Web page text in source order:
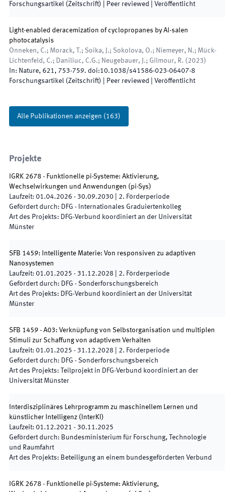
Forschungsartikel (Zeitschrift) | Peer reviewed Veröffentlicht
Light-enabled deracemization of cyclopropanes by Al-salen
photocatalysis
Onneken, C.; Morack, T.; Soika, J.; Sokolova, O.; Niemeyer, N.; Mück-
Lichtenfeld, C.; Daniliuc, C.G.; Neugebauer, J.; Gilmour, R. ( 2023)
In: Nature, 621, 753-759. doi:10.1038/s41586-023-06407-8
Forschungsartikel (Zeitschrift) | Peer reviewed Veröffentlicht
Alle Publikationen anzeigen (163)
Projekte
IGRK 2678 - Funktionelle pi-Systeme: Aktivierung,
Wechselwirkungen und Anwendungen (pi-Sys)
Laufzeit: 01.04.2026 - 30.09.2030 2. Förderperiode
Gefördert durch: DFG - Internationales Graduiertenkolleg
Art des Projekts: DFG-Verbund koordiniert an der Universität
Münster
SFB 1459: Intelligente Materie: Von responsiven zu adaptiven
Nanosystemen
Laufzeit: 01.01.2025 - 31.12.2028 2. Förderperiode
Gefördert durch: DFG - Sonderforschungsbereich
Art des Projekts: DFG-Verbund koordiniert an der Universität
Münster
SFB 1459 - A03: Verknüpfung von Selbstorganisation und multiplen
Stimuli zur Schaffung von adaptivem Verhalten
Laufzeit: 01.01.2025 - 31.12.2028 2. Förderperiode
Gefördert durch: DFG - Sonderforschungsbereich
Art des Projekts:
Teilprojekt in DFG-Verbund koordiniert an der
Universität Münster
Interdisziplinäres Lehrprogramm zu maschinellem Lernen und
künstlicher Intelligenz ( InterKI )
Laufzeit: 01.12.2021 - 30.11.2025
Gefördert durch: Bundesministerium für Forschung, Technologie
und Raumfahrt
Art des Projekts: Beteiligung an einem bundesgeförderten Verbund
IGRK 2678 - Funktionelle pi-Systeme: Aktivierung,